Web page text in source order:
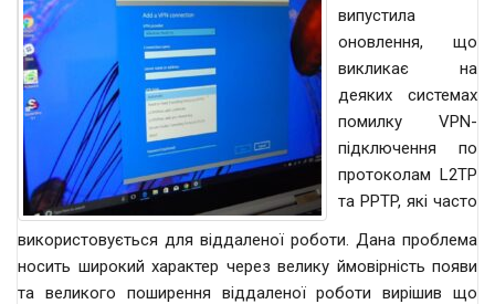
випустила
оновлення, що
викликає на
деяких системах
помилку VPN-
підключення по
протоколам L2TP
та PPTP, які часто
використовується для віддаленої роботи. Дана проблема
носить широкий характер через велику ймовірність появи
та великого поширення віддаленої роботи вирішив що